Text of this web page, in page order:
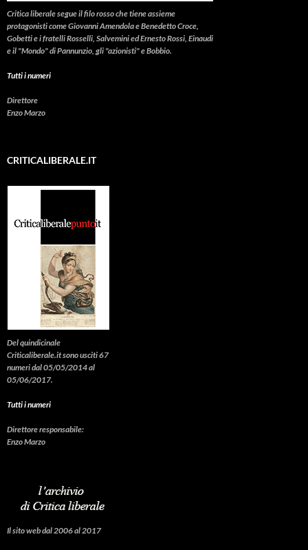
Critica liberalesegue il filo rosso che tiene assieme
protagonisti come Giovanni Amendola e Benedetto Croce,
Gobetti e i fratelli Rosselli, Salvemini ed Ernesto Rossi, Einaudi
e il "Mondo" di Pannunzio, gli "azionisti" e Bobbio.
Tutti i numeri
Direttore
Enzo Marzo
CRITICALIBERALE.IT
Del quindicinale
Criticaliberale.it sono usciti 67
numeri dal 05/05/2014 al
05/06/2017.
Tutti i numeri
Direttore responsabile:
Enzo Marzo
Il sito web dal 2006 al 2017